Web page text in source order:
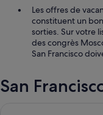
Les offres de
constituent un
sorties. Sur votre
des congrès
San Francisco
San